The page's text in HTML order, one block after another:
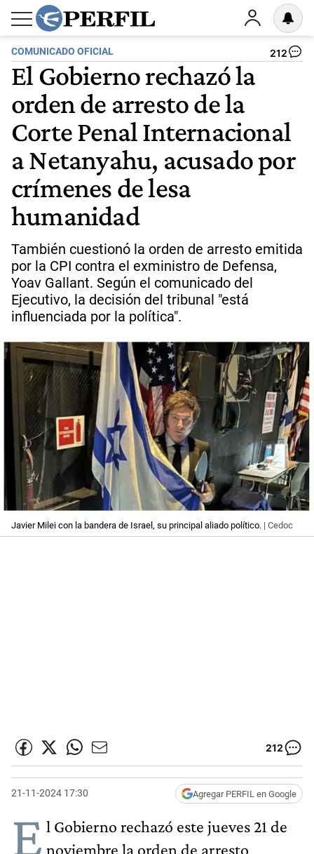
COMUNICADO OFICIAL 212
El Gobierno rechazó la
orden de arresto de la
Corte Penal Internacional
a Netanyahu, acusado por
crímenes de lesa
humanidad
También cuestionó la orden de arresto emitida
por la CPI contra el exministro de Defensa,
Yoav Gallant. Según el comunicado del
Ejecutivo, la decisión del tribunal "está
influenciada por la política".
Javier Milei con la bandera de Israel, su principal aliado político. | Cedoc
212
21-11-2024 17:30 Agregar PERFIL en Google
E l Gobierno rechazó este jueves 21 de
noviembre la orden de arresto